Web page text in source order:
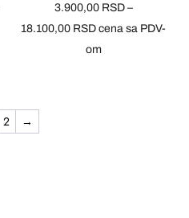
3.900,00 RSD –
18.100,00 RSDRaspon
cena:
cena sa PDV-
om
2 →